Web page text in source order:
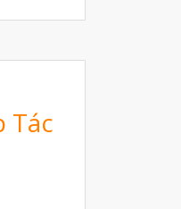
đổi độ bền và chịu nhiệt
datasheet vật liệu in 3D
Tác